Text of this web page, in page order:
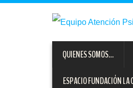
QUIENES SOMOS…
ESPACIO FUNDACIÓN LA